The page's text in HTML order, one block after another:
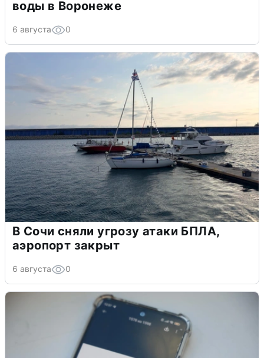
воды в Воронеже
6 августа 0
В Сочи сняли угрозу атаки БПЛА,
аэропорт закрыт
6 августа 0